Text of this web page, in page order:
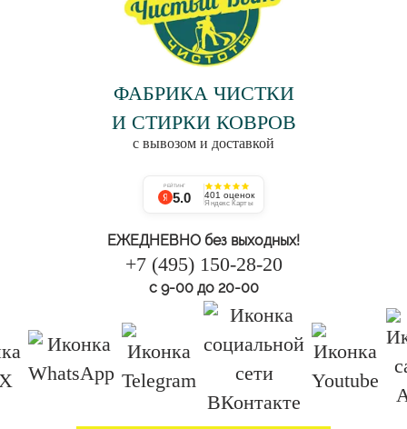
ФАБРИКА ЧИСТКИ
И СТИРКИ КОВРОВ
с вывозом и доставкой
РЕЙТИНГ
5.0 401 оценок
Яндекс Карты
ЕЖЕДНЕВНО без выходных!
+7 (495) 150-28-20
с 9-00 до 20-00